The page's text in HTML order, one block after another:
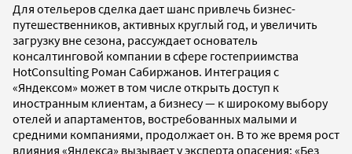
Для отельеров сделка дает шанс привлечь бизнес-
путешественников, активных круглый год, и увеличить
загрузку вне сезона, рассуждает основатель
консалтинговой компании в сфере гостеприимства
HotConsulting Роман Сабиржанов. Интеграция с
«Яндексом» может в том числе открыть доступ к
иностранным клиентам, а бизнесу — к широкому выбору
отелей и апартаментов, востребованных малыми и
средними компаниями, продолжает он. В то же время рост
влияния «Яндекса» вызывает у эксперта опасения: «Без